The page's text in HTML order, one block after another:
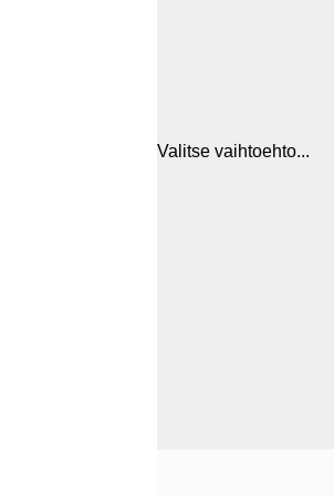
Valitse vaihtoehto...